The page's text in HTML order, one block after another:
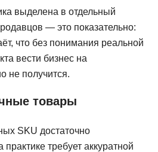
выделена в отдельный
— это показательно:
что без понимания реальной
вести бизнес на
не получится.
товары
SKU достаточно
требует аккуратной